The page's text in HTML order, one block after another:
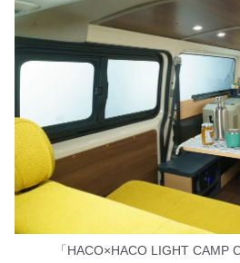
「HACO×HACO LIGHT CAMP